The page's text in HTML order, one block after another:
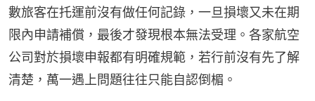
數旅客在托運前沒有做任何記錄，一旦損壞又未在期
限內申請補償，最後才發現根本無法受理。各家航空
公司對於損壞申報都有明確規範，若行前沒有先了解
清楚，萬一遇上問題往往只能自認倒楣。